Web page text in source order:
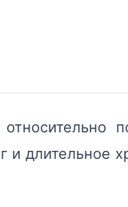
и длительное